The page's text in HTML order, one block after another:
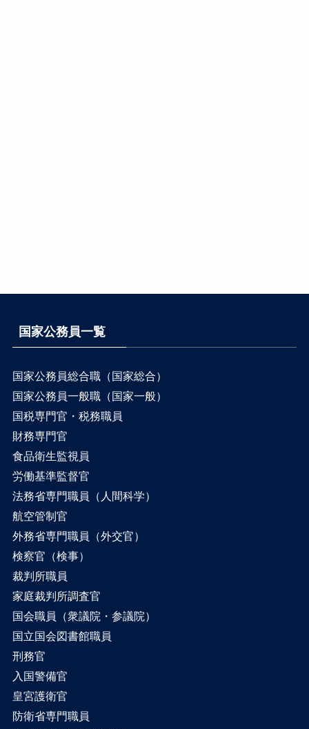
国家公務員一覧
国家公務員総合職（国家総合）
国家公務員一般職（国家一般）
国税専門官・税務職員
財務専門官
食品衛生監視員
労働基準監督官
法務省専門職員（人間科学）
航空管制官
外務省専門職員（外交官）
検察官（検事）
裁判所職員
家庭裁判所調査官
国会職員（衆議院・参議院）
国立国会図書館職員
刑務官
入国警備官
皇宮護衛官
防衛省専門職員